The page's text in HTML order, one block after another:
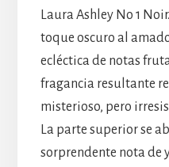
Laura Ashley No 1
toque oscuro al
ecléctica de notas
fragancia resultante
misterioso, pero
La parte superior se
sorprendente nota de